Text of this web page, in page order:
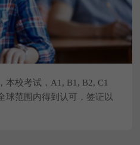
本校考试，A1, B1, B2, C1
球范围内得到认可，签证以